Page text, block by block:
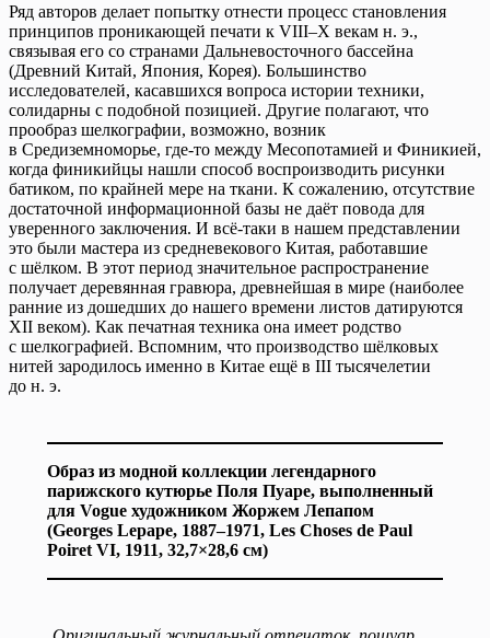
Ряд авторов делает попытку отнести процесс становления
принципов проникающей печати к VIII–X векам н. э.,
связывая его со странами Дальневосточного бассейна
(Древний Китай, Япония, Корея). Большинство
исследователей, касавшихся вопроса истории техники,
солидарны с подобной позицией. Другие полагают, что
прообраз шелкографии, возможно, возник
в Средиземноморье, где-то между Месопотамией и Финикией,
когда финикийцы нашли способ воспроизводить рисунки
батиком, по крайней мере на ткани. К сожалению, отсутствие
достаточной информационной базы не даёт повода для
уверенного заключения. И всё-таки в нашем представлении
это были мастера из средневекового Китая, работавшие
с шёлком. В этот период значительное распространение
получает деревянная гравюра, древнейшая в мире (наиболее
ранние из дошедших до нашего времени листов датируются
ХII веком). Как печатная техника она имеет родство
с шелкографией. Вспомним, что производство шёлковых
нитей зародилось именно в Китае ещё в III тысячелетии
до н. э.
Образ из модной коллекции легендарного
парижского кутюрье Поля Пуаре, выполненный
для Vogue художником Жоржем Лепапом
(Georges Lepape, 1887–1971, Les Choses de Paul
Poiret VI, 1911, 32,7×28,6 см)